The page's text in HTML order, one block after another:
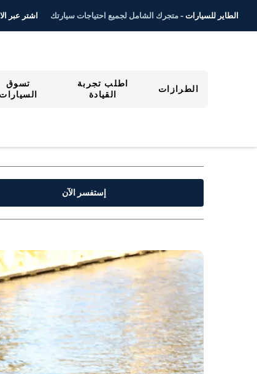
الطاير للسيارات - متجرك الشامل لجميع احتياجات سيارتك اشتر عبر
الطرازات
اطلب تجربة
القيادة
تسوق
السيارات
إستفسر الآن